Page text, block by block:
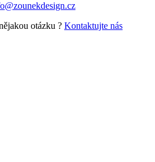
otázku ? Kontaktujte nás